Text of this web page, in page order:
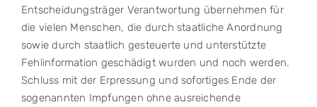
Entscheidungsträger Verantwortung übernehmen für
die vielen Menschen, die durch staatliche Anordnung
sowie durch staatlich gesteuerte und unterstützte
Fehlinformation geschädigt wurden und noch werden.
Schluss mit der Erpressung und sofortiges Ende der
sogenannten Impfungen ohne ausreichende